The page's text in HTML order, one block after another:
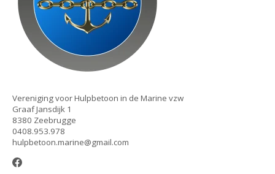
Vereniging voor Hulpbetoon in de Marine vzw
Graaf Jansdijk 1
8380 Zeebrugge
0408.953.978
hulpbetoon.marine@gmail.com